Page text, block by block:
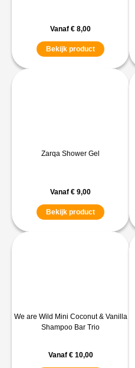
Vanaf € 8,00
Bekijk product
Zarqa Shower Gel
Vanaf € 9,00
Bekijk product
We are Wild Mini Coconut & Vanilla
Shampoo Bar Trio
Vanaf €10,00